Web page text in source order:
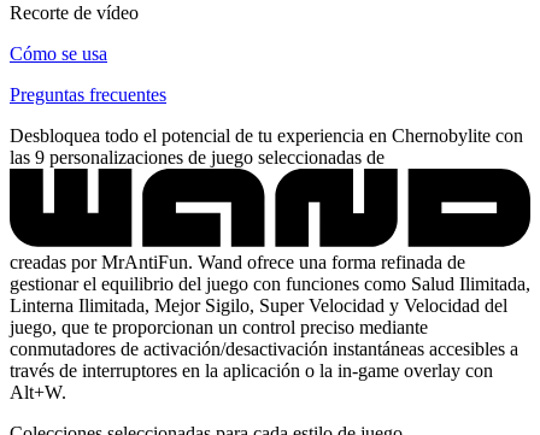
Recorte de vídeo
Cómo se usa
Preguntas frecuentes
Desbloquea todo el potencial de tu experiencia en Chernobylite con
las 9 personalizaciones de juego seleccionadas de
creadas por MrAntiFun. Wand ofrece una forma refinada de
gestionar el equilibrio del juego con funciones como Salud Ilimitada,
Linterna Ilimitada, Mejor Sigilo, Super Velocidad y Velocidad del
juego, que te proporcionan un control preciso mediante
conmutadores de activación/desactivación instantáneas accesibles a
través de interruptores en la aplicación o la in-game overlay con
Alt+W.